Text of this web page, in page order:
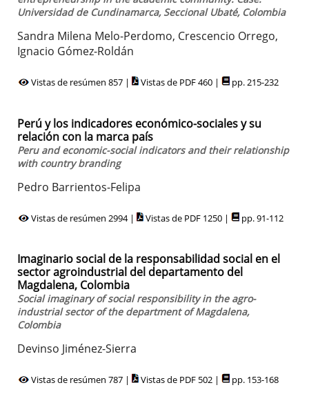
Universidad de Cundinamarca, Seccional Ubaté, Colombia
Sandra Milena Melo-Perdomo, Crescencio Orrego,
Ignacio Gómez-Roldán
Vistas de resúmen 857 | Vistas de PDF 460 | pp. 215-232
Perú y los indicadores económico-sociales y su
relación con la marca país
Peru and economic-social indicators and their relationship
with country branding
Pedro Barrientos-Felipa
Vistas de resúmen 2994 | Vistas de PDF 1250 | pp. 91-112
Imaginario social de la responsabilidad social en el
sector agroindustrial del departamento del
Magdalena, Colombia
Social imaginary of social responsibility in the agro-
industrial sector of the department of Magdalena,
Colombia
Devinso Jiménez-Sierra
Vistas de resúmen 787 | Vistas de PDF 502 | pp. 153-168